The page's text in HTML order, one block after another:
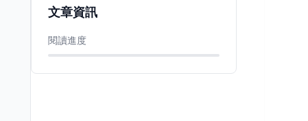
文章資訊
閱讀進度